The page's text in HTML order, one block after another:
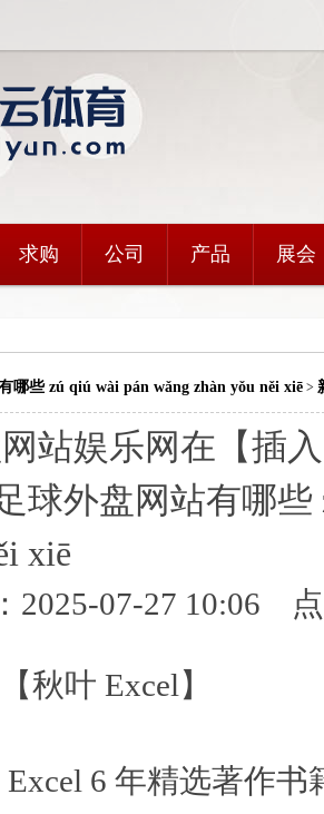
求购 公司 产品 展会
哪些 zú qiú wài pán wǎng zhàn yǒu něi xiē >
站娱乐网在【插
球外盘网站有哪些
xiē
2025-07-27 10:06
秋叶 Excel】
6 年精选著作书